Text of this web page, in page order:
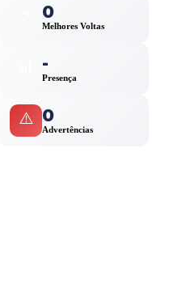
0
Melhores Voltas
-
Presença
⚠️ 0
Advertências